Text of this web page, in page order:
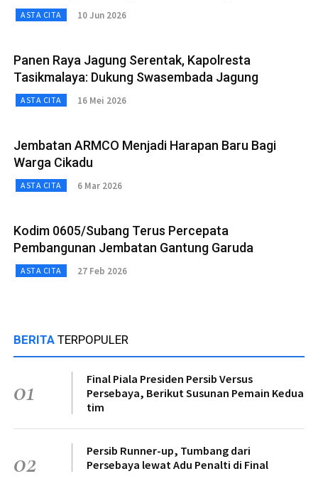
ASTA CITA 10 Jun 2026
Panen Raya Jagung Serentak, Kapolresta
Tasikmalaya: Dukung Swasembada Jagung
ASTA CITA 16 Mei 2026
Jembatan ARMCO Menjadi Harapan Baru Bagi
Warga Cikadu
ASTA CITA 6 Mar 2026
Kodim 0605/Subang Terus Percepata
Pembangunan Jembatan Gantung Garuda
ASTA CITA 27 Feb 2026
BERITA TERPOPULER
01
Final Piala Presiden Persib Versus
Persebaya, Berikut Susunan Pemain Kedua
tim
02
Persib Runner-up, Tumbang dari
Persebaya lewat Adu Penalti di Final